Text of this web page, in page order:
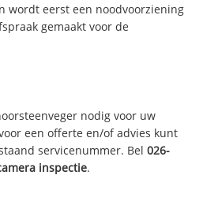
wordt eerst een noodvoorziening
gemaakt voor de
nodig voor uw
een offerte en/of advies kunt
servicenummer. Bel026-
inspectie.